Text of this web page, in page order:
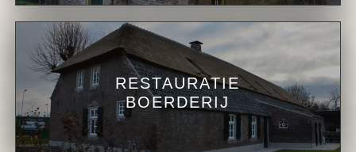
RESTAURATIE
BOERDERIJ